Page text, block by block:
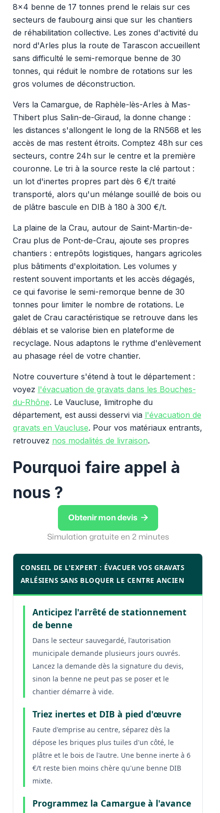
8x4 benne de 17 tonnes prend le relais sur ces
secteurs de faubourg ainsi que sur les chantiers
de réhabilitation collective. Les zones d'activité du
nord d'Arles plus la route de Tarascon accueillent
sans difficulté le semi-remorque benne de 30
tonnes, qui réduit le nombre de rotations sur les
gros volumes de déconstruction.
Vers la Camargue, de Raphèle-lès-Arles à Mas-
Thibert plus Salin-de-Giraud, la donne change :
les distances s'allongent le long de la RN568 et les
accès de mas restent étroits. Comptez 48h sur ces
secteurs, contre 24h sur le centre et la première
couronne. Le tri à la source reste la clé partout :
un lot d'inertes propres part dès 6 €/t traité
transporté, alors qu'un mélange souillé de bois ou
de plâtre bascule en DIB à 180 à 300 €/t.
La plaine de la Crau, autour de Saint-Martin-de-
Crau plus de Pont-de-Crau, ajoute ses propres
chantiers : entrepôts logistiques, hangars agricoles
plus bâtiments d'exploitation. Les volumes y
restent souvent importants et les accès dégagés,
ce qui favorise le semi-remorque benne de 30
tonnes pour limiter le nombre de rotations. Le
galet de Crau caractéristique se retrouve dans les
déblais et se valorise bien en plateforme de
recyclage. Nous adaptons le rythme d'enlèvement
au phasage réel de votre chantier.
Notre couverture s'étend à tout le département :
voyez l'évacuation de gravats dans les Bouches-
du-Rhône. Le Vaucluse, limitrophe du
département, est aussi desservi via l'évacuation de
gravats en Vaucluse. Pour vos matériaux entrants,
retrouvez nos modalités de livraison.
Pourquoi faire appel à
nous ?
Obtenir mon devis 
Simulation gratuite en 2 minutes
CONSEIL DE L'EXPERT : ÉVACUER VOS GRAVATS
ARLÉSIENS SANS BLOQUER LE CENTRE ANCIEN
Anticipez l'arrêté de stationnement
de benne
Dans le secteur sauvegardé, l'autorisation
municipale demande plusieurs jours ouvrés.
Lancez la demande dès la signature du devis,
sinon la benne ne peut pas se poser et le
chantier démarre à vide.
Triez inertes et DIB à pied d'œuvre
Faute d'emprise au centre, séparez dès la
dépose les briques plus tuiles d'un côté, le
plâtre et le bois de l'autre. Une benne inerte à 6
€/t reste bien moins chère qu'une benne DIB
mixte.
Programmez la Camargue à l'avance